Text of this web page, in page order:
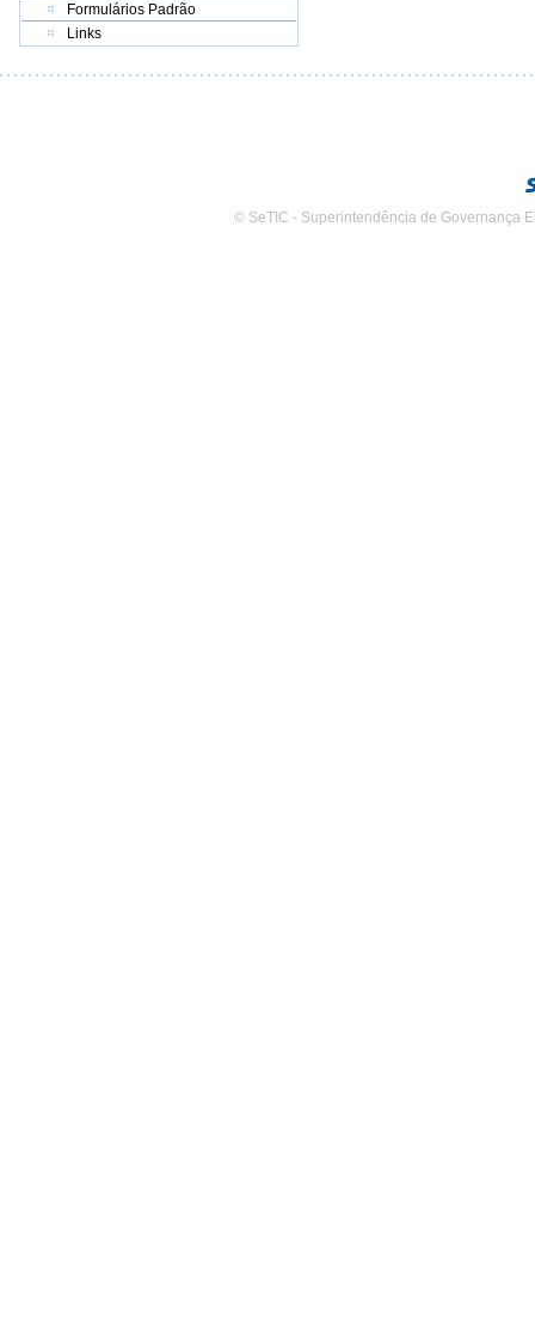
Formulários Padrão
Links
© SeTIC - Superintendência de Governança